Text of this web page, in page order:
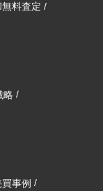
料査定
略
事例